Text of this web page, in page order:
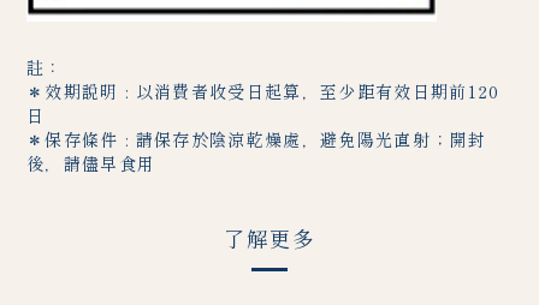
註：
＊效期說明 : 以消費者收受日起算，至少距有效日期前120
日
＊保存條件 : 請保存於陰涼乾燥處，避免陽光直射；開封
後，請儘早食用
了解更多